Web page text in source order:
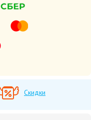
Скидки